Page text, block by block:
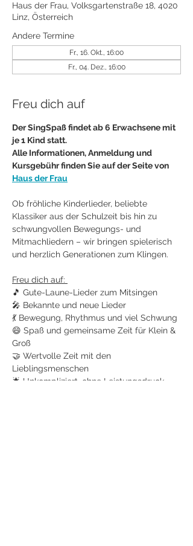
Haus der Frau, Volksgartenstraße 18, 4020
Linz, Österreich
Andere Termine
Fr., 16. Okt., 16:00
Fr., 04. Dez., 16:00
Freu dich auf
Der SingSpaß findet ab 6 Erwachsene mit
je 1 Kind statt.
Alle Informationen, Anmeldung und
Kursgebühr finden Sie auf der Seite von
Haus der Frau
Ob fröhliche Kinderlieder, beliebte
Klassiker aus der Schulzeit bis hin zu
schwungvollen Bewegungs- und
Mitmachliedern – wir bringen spielerisch
und herzlich Generationen zum Klingen.
Freu dich auf:
🎵 Gute-Laune-Lieder zum Mitsingen
🎤 Bekannte und neue Lieder
💃 Bewegung, Rhythmus und viel Schwung
😄 Spaß und gemeinsame Zeit für Klein &
Groß
🤝 Wertvolle Zeit mit den
Lieblingsmenschen
🌟 Unkompliziert, ohne Leistungsdruck